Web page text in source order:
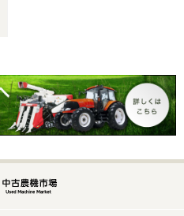
りがとうございました。た
の受け取りについてタイム
ましたので、星をひとつの
さいました。この度はありが